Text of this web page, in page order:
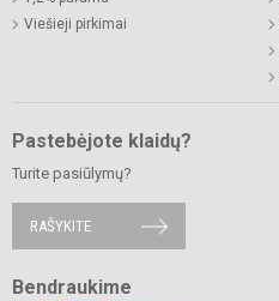
Viešieji pirkimai
Pastebėjote klaidų?
Turite pasiūlymų?
RAŠYKITE
Bendraukime